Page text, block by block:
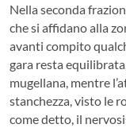
Nella seconda
che si affidano alla
avanti compito
gara resta
mugellana, mentre
stanchezza, visto le
come detto, il